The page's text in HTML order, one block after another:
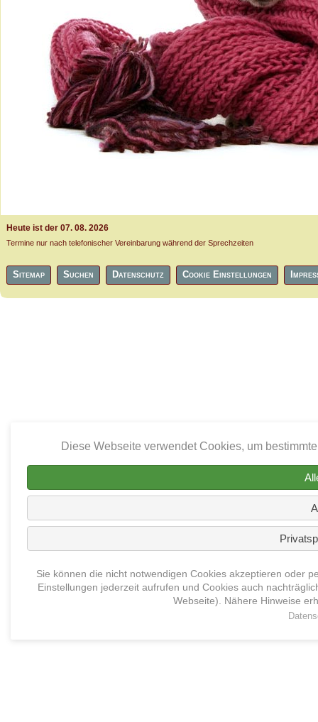
Heute ist der 07. 08. 2026
Termine nur nach telefonischer Vereinbarung während der Sprechzeiten
Navigation
Sitemap Suchen Datenschutz Cookie Einstellungen
Diese Webseite verwendet Cookies, um
Sie können die nicht notwendigen Cookies akzeptieren oder
Einstellungen jederzeit aufrufen und Cookies auch
Webseite). Nähere Hinweise